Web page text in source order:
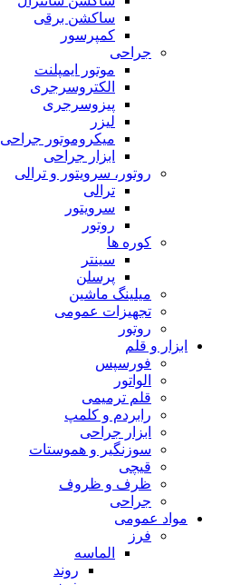
ساکشن برقی
کمپرسور
جراحی
موتور ایمپلنت
الکتروسرجری
پیزوسرجری
لیزر
میکروموتور جراحی
ابزار جراحی
روتور، سرویتور و ترالی
ترالی
سرویتور
روتور
کوره ها
سینتر
پرسلن
میلینگ ماشین
تجهیزات عمومی
روتور
ابزار و قلم
فورسپس
الواتور
قلم ترمیمی
رابردم و کلمپ
ابزار جراحی
سوزنگیر و هموستات
قیچی
ظرف و ظروف
جراحی
مواد عمومی
فرز
الماسه
روند